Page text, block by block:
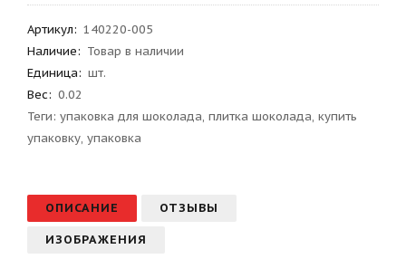
Артикул: 140220-005
Наличие: Товар в наличии
Единица: шт.
Вес: 0.02
Теги: упаковка для шоколада, плитка шоколада, купить
упаковку, упаковка
ОПИСАНИЕ ОТЗЫВЫ
ИЗОБРАЖЕНИЯ